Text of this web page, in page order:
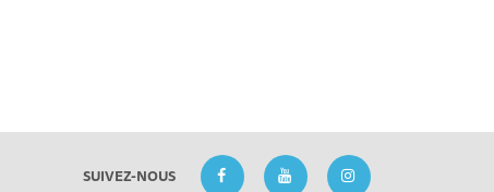
SUIVEZ-NOUS